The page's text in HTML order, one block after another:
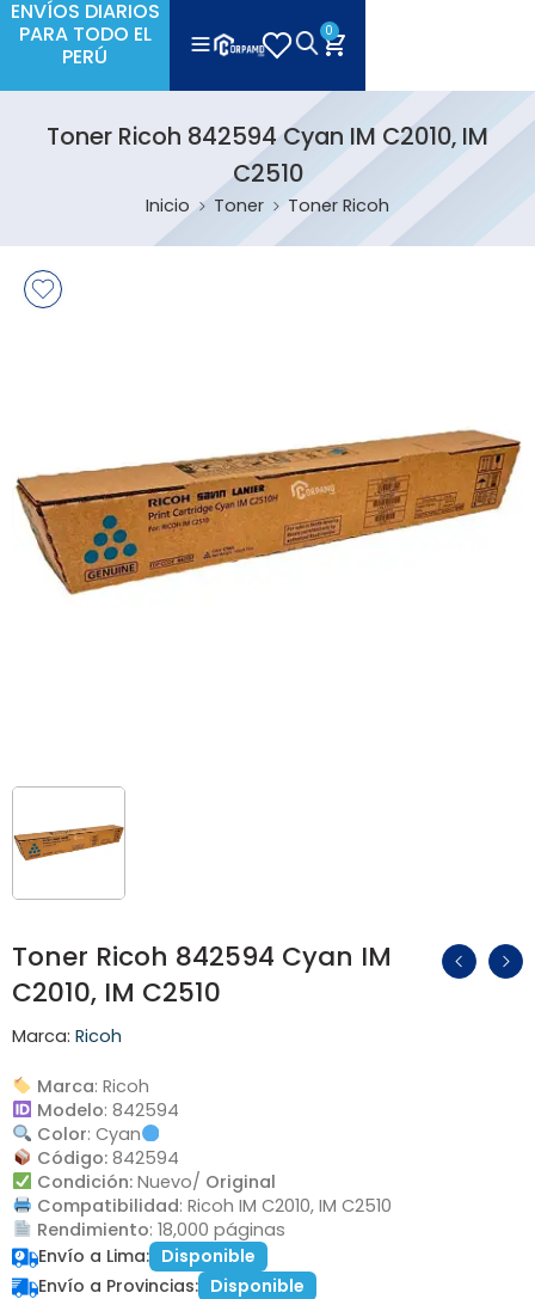
ENVÍOS DIARIOS
PARA TODO EL
PERÚ
0
Toner Ricoh 842594 Cyan IM C2010, IM
C2510
Inicio Toner Toner Ricoh
Toner Ricoh 842594 Cyan IM
C2010, IM C2510
Marca: Ricoh
Marca: Ricoh
Modelo: 842594
Color: Cyan
Código:842594
Condición: Nuevo/ Original
Compatibilidad: Ricoh IM C2010, IM C2510
Rendimiento: 18,000 páginas
Envío a Lima: Disponible
Envío a Provincias: Disponible